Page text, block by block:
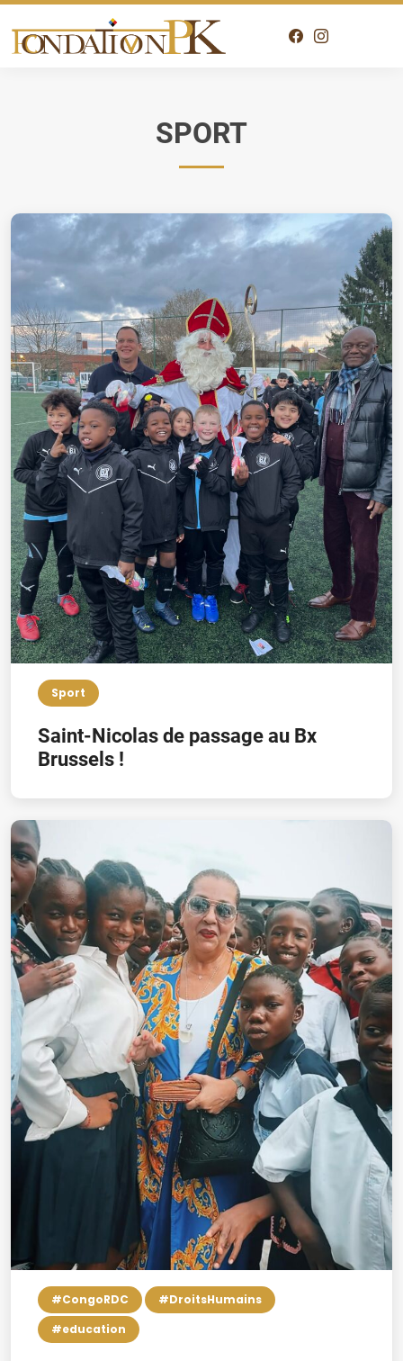
SPORT
Sport
Saint-Nicolas de passage au Bx
Brussels !
#CongoRDC
#DroitsHumains
#education